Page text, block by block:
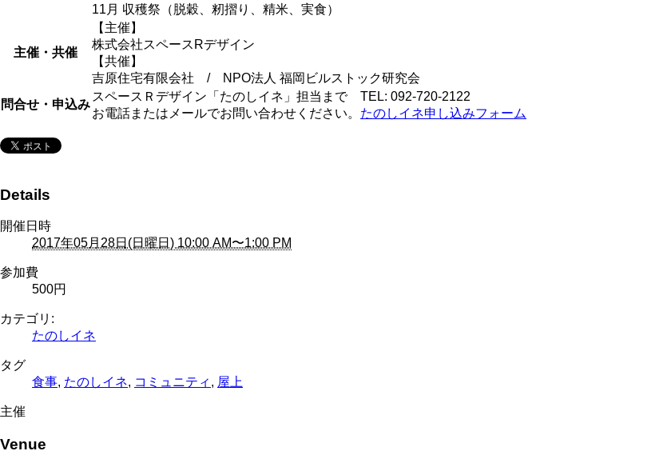
11月 収穫祭（脱穀、籾摺り、精米、実食）
主催・共催
【主催】
株式会社スペースRデザイン
【共催】
吉原住宅有限会社 / NPO法人 福岡ビルストック研究会
問合せ・申込み
スペースＲデザイン「たのしイネ」担当まで TEL: 092-720-2122
お電話またはメールでお問い合わせください。 たのしイネ申し込みフォーム
Details
開催日時
2017年05月28日(日曜日) 10:00 AM〜1:00 PM
参加費
500円
カテゴリ:
たのしイネ
タグ
食事, たのしイネ, コミュニティ , 屋上
主催
Venue